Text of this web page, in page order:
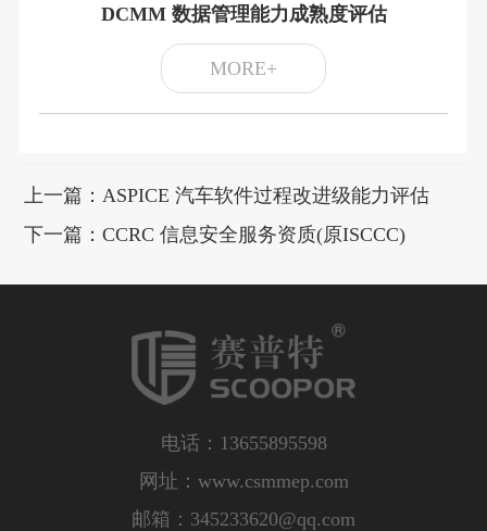
DCMM 数据管理能力成熟度评估
MORE+
上一篇：ASPICE 汽车软件过程改进级能力评估
下一篇：CCRC 信息安全服务资质(原ISCCC)
电话：13655895598
网址：www.csmmep.com
邮箱： 345233620@qq.com